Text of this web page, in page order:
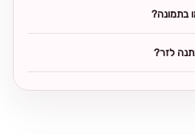
בתמונה?
לזר?